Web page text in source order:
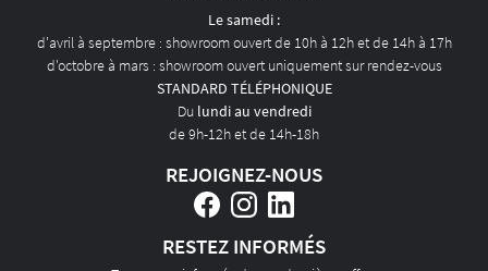
Le samedi :
d'avril à septembre : showroom ouvert de 10h à 12h et de 14h à 17h
d'octobre à mars : showroom ouvert uniquement sur rendez-vous
STANDARD TÉLÉPHONIQUE
Du lundi au vendredi
de 9h-12h et de 14h-18h
REJOIGNEZ-NOUS
RESTEZ INFORMÉS